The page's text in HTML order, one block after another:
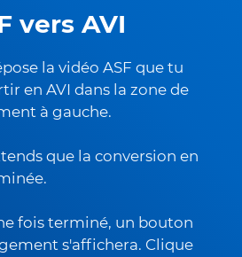
vers AVI
la vidéo ASF que tu
en AVI dans la zone de
à gauche.
que la conversion en
fois terminé, un bouton
s'affichera. Clique